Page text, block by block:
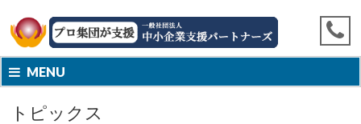
MENU
トピックス